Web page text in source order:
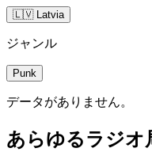
🇱🇻 Latvia
ジャンル
Punk
データがありません。
あらゆるラジオ